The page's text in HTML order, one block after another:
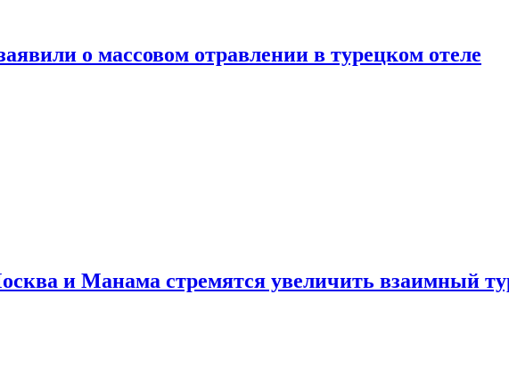
о массовом отравлении в турецком отеле
и Манама стремятся увеличить взаимный